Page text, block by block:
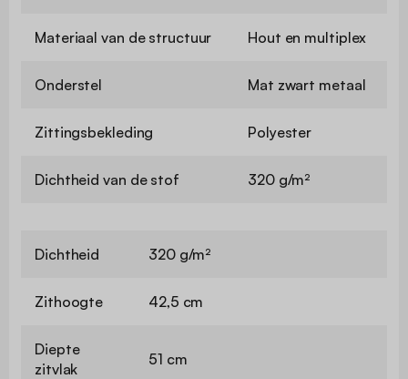
Materiaal van de structuur Hout en multiplex
Onderstel Mat zwart metaal
Zittingsbekleding Polyester
Dichtheid van de stof 320 g/m²
Dichtheid 320 g/m²
Zithoogte 42,5 cm
Diepte
zitvlak
51 cm